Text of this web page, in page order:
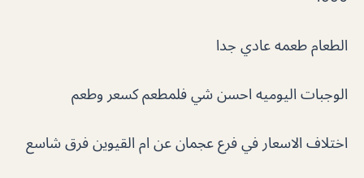
الطعام طعمه عادي جدا
الوجبات اليوميه احسن شي فلمطعم كسعر وطعم
اختلاف الاسعار في فرع عجمان عن ام القيوين فرق شاسع